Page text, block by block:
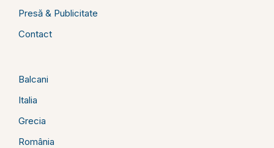
Presă & Publicitate
Contact
Balcani
Italia
Grecia
România